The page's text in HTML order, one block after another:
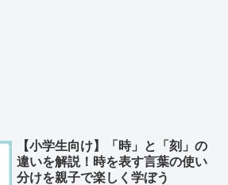
【小学生向け】「時」と「刻」の
違いを解説！時を表す言葉の使い
分けを親子で楽しく学ぼう